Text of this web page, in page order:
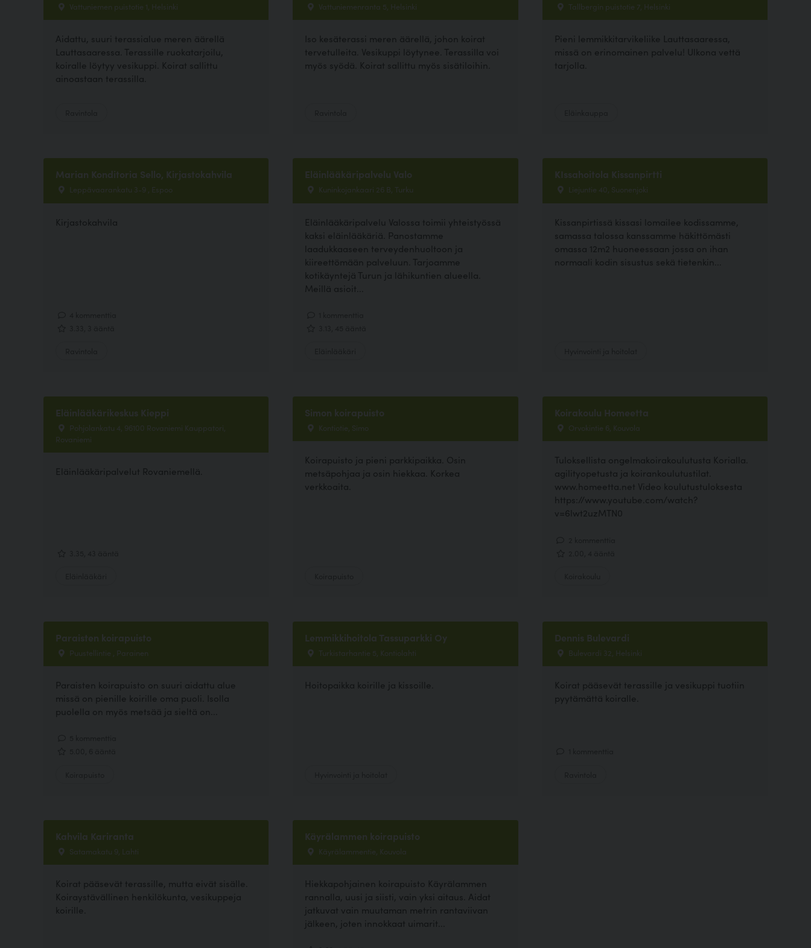
Vattuniemen puistotie 1, Helsinki
Aidattu, suuri terassialue meren äärellä
Lauttasaaressa. Terassille ruokatarjoilu,
koiralle löytyy vesikuppi. Koirat sallittu
ainoastaan terassilla.
Vattuniemenranta 5, Helsinki
Iso kesäterassi meren äärellä, johon koirat
tervetulleita. Vesikuppi löytynee. Terassilla voi
myös syödä. Koirat sallittu myös sisätiloihin.
Tallbergin puistotie 7, Helsinki
Pieni lemmikkitarvikeliike Lauttasaaressa,
missä on erinomainen palvelu! Ulkona vettä
tarjolla.
Marian Konditoria Sello, Kirjastokahvila
Leppävaarankatu 3-9 , Espoo
Kirjastokahvila
Eläinlääkäripalvelu Valo
Kuninkojankaari 26 B, Turku
Eläinlääkäripalvelu Valossa toimii yhteistyössä
kaksi eläinlääkäriä. Panostamme
laadukkaaseen terveydenhuoltoon ja
kiireettömään palveluun. Tarjoamme
kotikäyntejä Turun ja lähikuntien alueella.
Meillä asioit...
KIssahoitola Kissanpirtti
Liejuntie 40, Suonenjoki
Kissanpirtissä kissasi lomailee kodissamme,
samassa talossa kanssamme häkittömästi
omassa 12m2 huoneessaan jossa on ihan
normaali kodin sisustus sekä tietenkin...
Eläinlääkärikeskus Kieppi
Pohjolankatu 4, 96100 Rovaniemi Kauppatori,
Rovaniemi
Eläinlääkäripalvelut Rovaniemellä.
Simon koirapuisto
Kontiotie, Simo
Koirapuisto ja pieni parkkipaikka. Osin
metsäpohjaa ja osin hiekkaa. Korkea
verkkoaita.
Koirakoulu Homeetta
Orvokintie 6, Kouvola
Tuloksellista ongelmakoirakoulutusta Korialla.
agilityopetusta ja koirankoulutustilat.
www.homeetta.net Video koulutustuloksesta
https://www.youtube.com/watch?
v=6lwt2uzMTN0
Paraisten koirapuisto
Puustellintie , Parainen
Paraisten koirapuisto on suuri aidattu alue
missä on pienille koirille oma puoli. Isolla
puolella on myös metsää ja sieltä on...
Lemmikkihoitola Tassuparkki Oy
Turkistarhantie 5, Kontiolahti
Hoitopaikka koirille ja kissoille.
Dennis Bulevardi
Bulevardi 32, Helsinki
Koirat pääsevät terassille ja vesikuppi tuotiin
pyytämättä koiralle.
Kahvila Kariranta
Satamakatu 9, Lahti
Koirat pääsevät terassille, mutta eivät sisälle.
Koiraystävällinen henkilökunta, vesikuppeja
koirille.
Käyrälammen koirapuisto
Käyrälammentie, Kouvola
Hiekkapohjainen koirapuisto Käyrälammen
rannalla, uusi ja siisti, vain yksi aitaus. Aidat
jatkuvat vain muutaman metrin rantaviivan
jälkeen, joten innokkaat uimarit...